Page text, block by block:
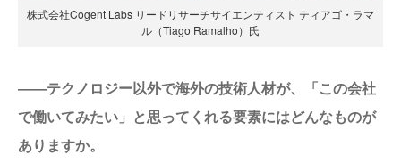
株式会社Cogent Labs リードリサーチサイエンティスト ティアゴ・ラマ
ル（Tiago Ramalho）氏
――テクノロジー以外で海外の技術人材が、「この会社
で働いてみたい」と思ってくれる要素にはどんなものが
ありますか。